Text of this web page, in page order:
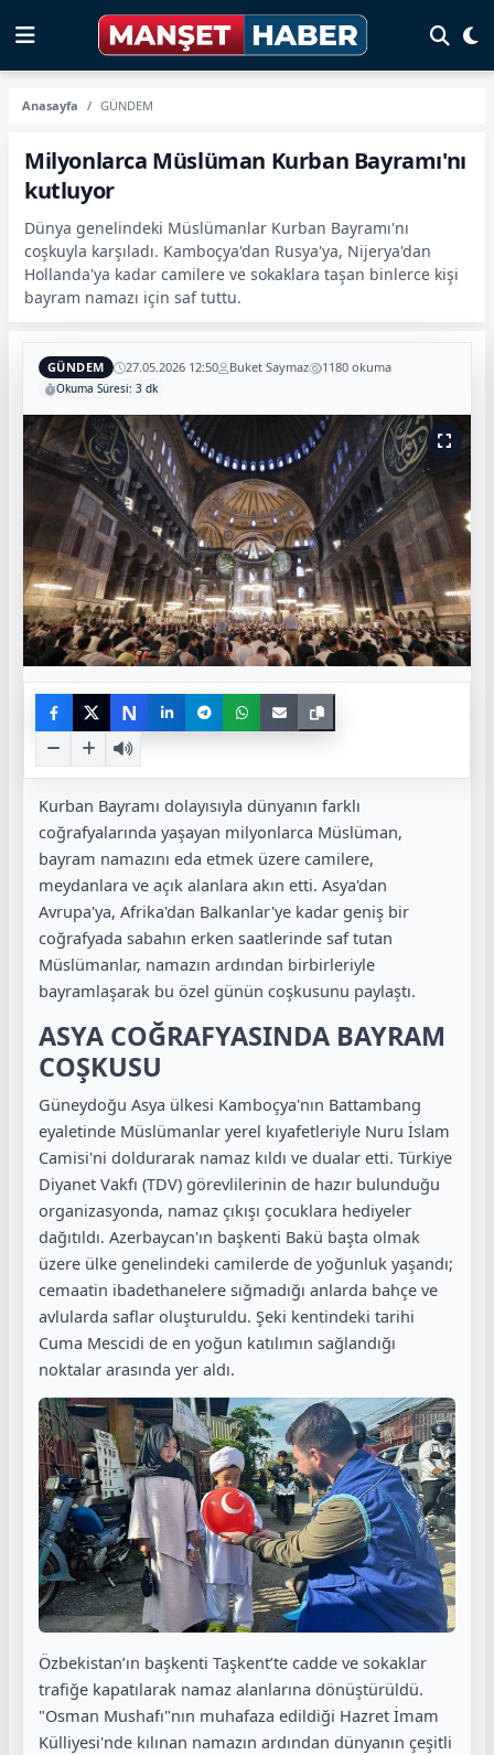
Anasayfa GÜNDEM
Milyonlarca Müslüman Kurban Bayramı'nı
kutluyor
Dünya genelindeki Müslümanlar Kurban Bayramı'nı
coşkuyla karşıladı. Kamboçya'dan Rusya'ya, Nijerya'dan
Hollanda'ya kadar camilere ve sokaklara taşan binlerce kişi
bayram namazı için saf tuttu.
GÜNDEM 27.05.2026 12:50 Buket Saymaz 1180 okuma
Okuma Süresi: 3 dk
N
Kurban Bayramı dolayısıyla dünyanın farklı
coğrafyalarında yaşayan milyonlarca Müslüman,
bayram namazını eda etmek üzere camilere,
meydanlara ve açık alanlara akın etti. Asya'dan
Avrupa'ya, Afrika'dan Balkanlar'ye kadar geniş bir
coğrafyada sabahın erken saatlerinde saf tutan
Müslümanlar, namazın ardından birbirleriyle
bayramlaşarak bu özel günün coşkusunu paylaştı.
ASYA COĞRAFYASINDA BAYRAM
COŞKUSU
Güneydoğu Asya ülkesi Kamboçya'nın Battambang
eyaletinde Müslümanlar yerel kıyafetleriyle Nuru İslam
Camisi'ni doldurarak namaz kıldı ve dualar etti. Türkiye
Diyanet Vakfı (TDV) görevlilerinin de hazır bulunduğu
organizasyonda, namaz çıkışı çocuklara hediyeler
dağıtıldı. Azerbaycan'ın başkenti Bakü başta olmak
üzere ülke genelindeki camilerde de yoğunluk yaşandı;
cemaatin ibadethanelere sığmadığı anlarda bahçe ve
avlularda saflar oluşturuldu. Şeki kentindeki tarihi
Cuma Mescidi de en yoğun katılımın sağlandığı
noktalar arasında yer aldı.
Özbekistan’ın başkenti Taşkent’te cadde ve sokaklar
trafiğe kapatılarak namaz alanlarına dönüştürüldü.
"Osman Mushafı"nın muhafaza edildiği Hazret İmam
Külliyesi'nde kılınan namazın ardından dünyanın çeşitli